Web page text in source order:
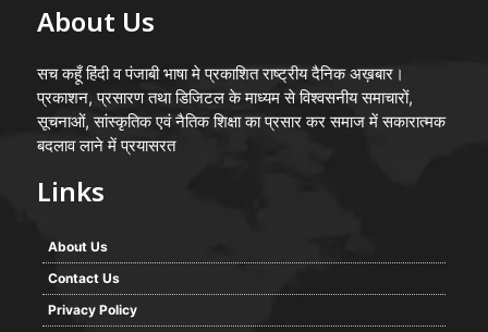
About Us
सच कहूँ हिंदी व पंजाबी भाषा मे प्रकाशित राष्ट्रीय दैनिक अख़बार।
प्रकाशन, प्रसारण तथा डिजिटल के माध्यम से विश्वसनीय समाचारों,
सूचनाओं, सांस्कृतिक एवं नैतिक शिक्षा का प्रसार कर समाज में सकारात्मक
बदलाव लाने में प्रयासरत
Links
About Us
Contact Us
Privacy Policy